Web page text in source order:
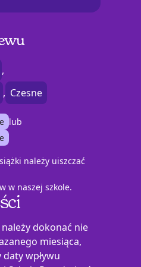
,
, Czesne
lub
należy uiszczać
w naszej szkole.
dokonać nie
miesiąca,
wpływu